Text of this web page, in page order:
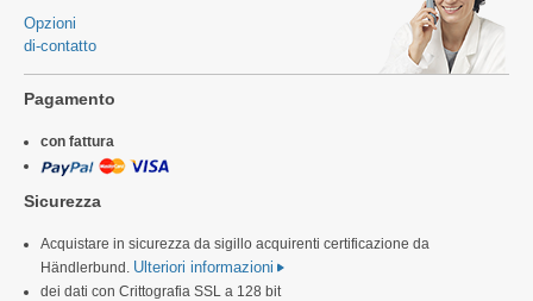
Opzioni
di-contatto
Pagamento
con fattura
Sicurezza
Acquistare in sicurezza da sigillo acquirenti certificazione da
Händlerbund. Ulteriori informazioni
dei dati con Crittografia SSL a 128 bit